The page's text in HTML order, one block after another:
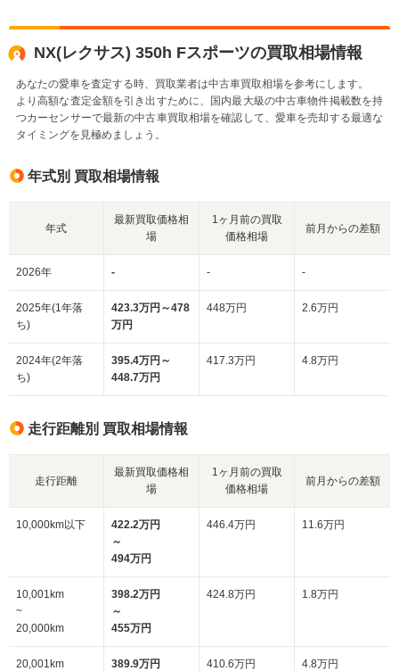
NX(レクサス) 350h Fスポーツの買取相場情報
あなたの愛車を査定する時、買取業者は中古車買取相場を参考にします。
より高額な査定金額を引き出すために、国内最大級の中古車物件掲載数を持
つカーセンサーで最新の中古車買取相場を確認して、愛車を売却する最適な
タイミングを見極めましょう。
年式別 買取相場情報
年式
最新買取価格相
場
1ヶ月前の買取
価格相場
前月からの差額
2026年 - - -
2025年(1年落
ち)
423.3万円～478
万円
448万円 2.6万円
2024年(2年落
ち)
395.4万円～
448.7万円
417.3万円 4.8万円
走行距離別 買取相場情報
走行距離
最新買取価格相
場
1ヶ月前の買取
価格相場
前月からの差額
10,000km以下
422.2万円
～
494万円
446.4万円 11.6万円
10,001km
~
20,000km
398.2万円
～
455万円
424.8万円 1.8万円
20,001km
389.9万円
410.6万円 4.8万円